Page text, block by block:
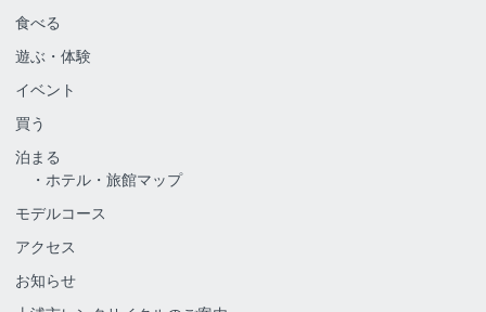
食べる
遊ぶ・体験
イベント
買う
泊まる
ホテル・旅館マップ
モデルコース
アクセス
お知らせ